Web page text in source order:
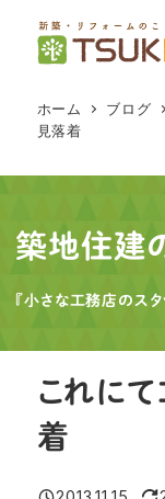
へ
動
ホーム ブログ
見落着
築地住建
『小さな工務店のスタ
これに
着